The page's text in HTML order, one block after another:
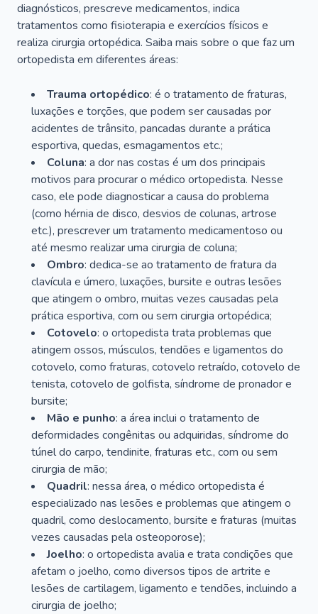
diagnósticos, prescreve medicamentos, indica
tratamentos como fisioterapia e exercícios físicos e
realiza cirurgia ortopédica. Saiba mais sobre o que faz um
ortopedista em diferentes áreas:
Trauma ortopédico: é o tratamento de fraturas,
luxações e torções, que podem ser causadas por
acidentes de trânsito, pancadas durante a prática
esportiva, quedas, esmagamentos etc.;
Coluna: a dor nas costas é um dos principais
motivos para procurar o médico ortopedista. Nesse
caso, ele pode diagnosticar a causa do problema
(como hérnia de disco, desvios de colunas, artrose
etc.), prescrever um tratamento medicamentoso ou
até mesmo realizar uma cirurgia de coluna;
Ombro: dedica-se ao tratamento de fratura da
clavícula e úmero, luxações, bursite e outras lesões
que atingem o ombro, muitas vezes causadas pela
prática esportiva, com ou sem cirurgia ortopédica;
Cotovelo: o ortopedista trata problemas que
atingem ossos, músculos, tendões e ligamentos do
cotovelo, como fraturas, cotovelo retraído, cotovelo de
tenista, cotovelo de golfista, síndrome de pronador e
bursite;
Mão e punho: a área inclui o tratamento de
deformidades congênitas ou adquiridas, síndrome do
túnel do carpo, tendinite, fraturas etc., com ou sem
cirurgia de mão;
Quadril: nessa área, o médico ortopedista é
especializado nas lesões e problemas que atingem o
quadril, como deslocamento, bursite e fraturas (muitas
vezes causadas pela osteoporose);
Joelho: o ortopedista avalia e trata condições que
afetam o joelho, como diversos tipos de artrite e
lesões de cartilagem, ligamento e tendões, incluindo a
cirurgia de joelho;